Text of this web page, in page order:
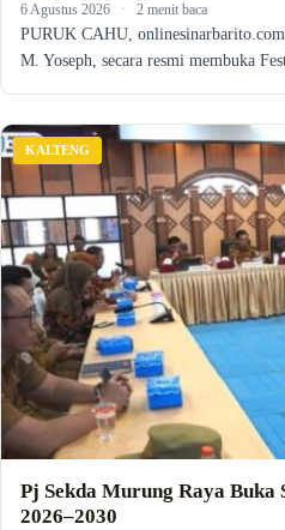
6 Agustus 2026 · 2 menit baca
PURUK CAHU,
M. Yoseph, secara resmi membuka
KALTENG
Pj Sekda Murung Raya Buka
2026–2030